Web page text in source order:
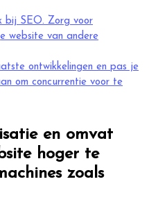
bij SEO. Zorg voor
website van andere
ontwikkelingen en pas je
om concurrentie voor te
en omvat
hoger te
zoals